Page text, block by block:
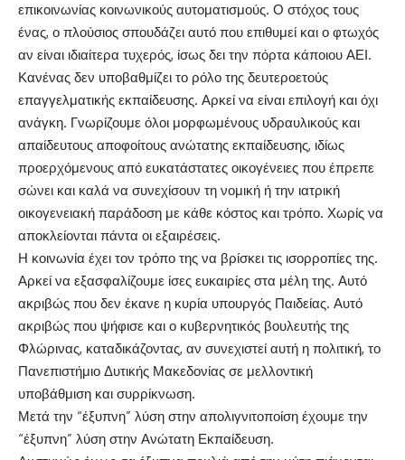
επικοινωνίας κοινωνικούς αυτοματισμούς. Ο στόχος τους
ένας, ο πλούσιος σπουδάζει αυτό που επιθυμεί και ο φτωχός
αν είναι ιδιαίτερα τυχερός, ίσως δει την πόρτα κάποιου ΑΕΙ.
Κανένας δεν υποβαθμίζει το ρόλο της δευτεροετούς
επαγγελματικής εκπαίδευσης. Αρκεί να είναι επιλογή και όχι
ανάγκη. Γνωρίζουμε όλοι μορφωμένους υδραυλικούς και
απαίδευτους αποφοίτους ανώτατης εκπαίδευσης, ιδίως
προερχόμενους από ευκατάστατες οικογένειες που έπρεπε
σώνει και καλά να συνεχίσουν τη νομική ή την ιατρική
οικογενειακή παράδοση με κάθε κόστος και τρόπο. Χωρίς να
αποκλείονται πάντα οι εξαιρέσεις.
Η κοινωνία έχει τον τρόπο της να βρίσκει τις ισορροπίες της.
Αρκεί να εξασφαλίζουμε ίσες ευκαιρίες στα μέλη της. Αυτό
ακριβώς που δεν έκανε η κυρία υπουργός Παιδείας. Αυτό
ακριβώς που ψήφισε και ο κυβερνητικός βουλευτής της
Φλώρινας, καταδικάζοντας, αν συνεχιστεί αυτή η πολιτική, το
Πανεπιστήμιο Δυτικής Μακεδονίας σε μελλοντική
υποβάθμιση και συρρίκνωση.
Μετά την “έξυπνη” λύση στην απολιγνιτοποίση έχουμε την
“έξυπνη” λύση στην Ανώτατη Εκπαίδευση.